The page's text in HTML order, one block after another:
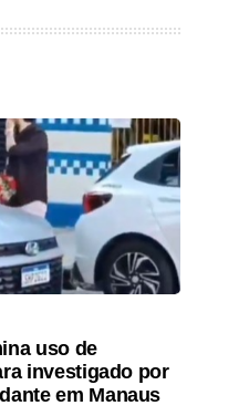
uso de
investigado por
em Manaus